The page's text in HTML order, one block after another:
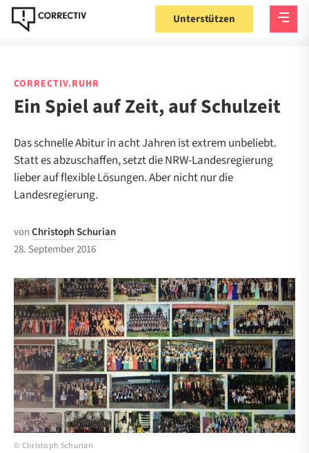
Unterstützen
CORRECTIV.RUHR
Ein Spiel auf Zeit, auf Schulzeit
Das schnelle Abitur in acht Jahren ist extrem unbeliebt.
Statt es abzuschaffen, setzt die NRW-Landesregierung
lieber auf flexible Lösungen. Aber nicht nur die
Landesregierung.
vonChristoph Schurian
28. September 2016
© Christoph Schurian